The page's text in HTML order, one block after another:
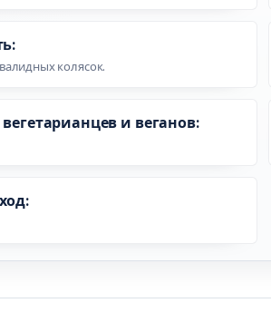
колясок.
и веганов: